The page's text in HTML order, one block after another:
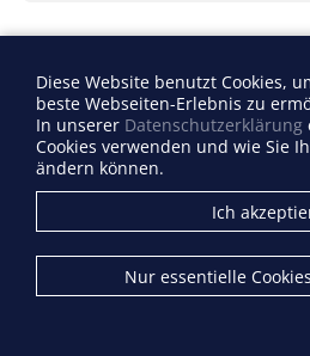
Diese Website benutzt Cookies,
beste Webseiten-Erlebnis zu
In unserer Datenschutzerklärung
Cookies verwenden und wie Sie
ändern können.
Ich
Nur essentielle